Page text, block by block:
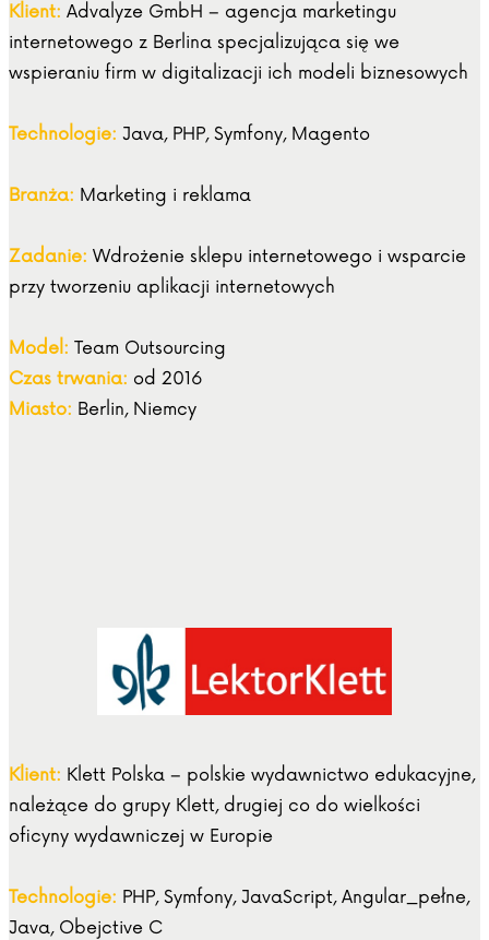
Klient: Advalyze GmbH – agencja marketingu
internetowego z Berlina specjalizująca się we
wspieraniu firm w digitalizacji ich modeli biznesowych
Technologie: Java, PHP, Symfony, Magento
Branża: Marketing i reklama
Zadanie: Wdrożenie sklepu internetowego i wsparcie
przy tworzeniu aplikacji internetowych
Model: Team Outsourcing
Czas trwania: od 2016
Miasto: Berlin, Niemcy
Klient: Klett Polska – polskie wydawnictwo edukacyjne,
należące do grupy Klett, drugiej co do wielkości
oficyny wydawniczej w Europie
Technologie: PHP, Symfony, JavaScript, Angular_pełne,
Java, Obejctive C